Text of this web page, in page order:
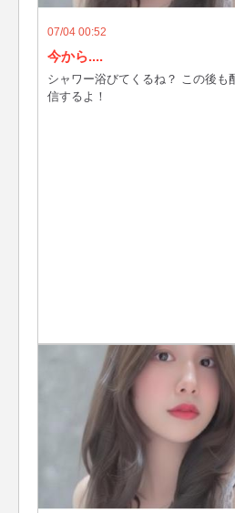
07/04 00:52
今から....
シャワー浴びてくるね？ この後も
信するよ！